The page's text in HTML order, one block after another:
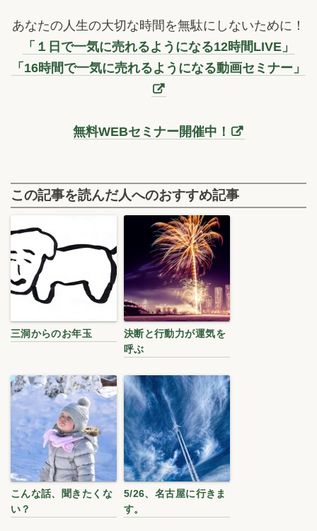
あなたの人生の大切な時間を無駄にしないために！
「１日で一気に売れるようになる12時間LIVE」
「16時間で一気に売れるようになる動画セミナー」
無料WEBセミナー開催中！
この記事を読んだ人へのおすすめ記事
三洞からのお年玉
決断と行動力が運気を
呼ぶ
こんな話、聞きたくな
い？
5/26、名古屋に行きま
す。